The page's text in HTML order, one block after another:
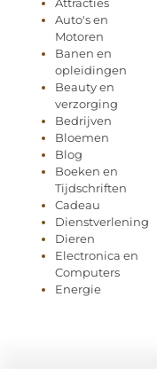
Attracties
Auto's en
Motoren
Banen en
opleidingen
Beauty en
verzorging
Bedrijven
Bloemen
Blog
Boeken en
Tijdschriften
Cadeau
Dienstverlening
Dieren
Electronica en
Computers
Energie